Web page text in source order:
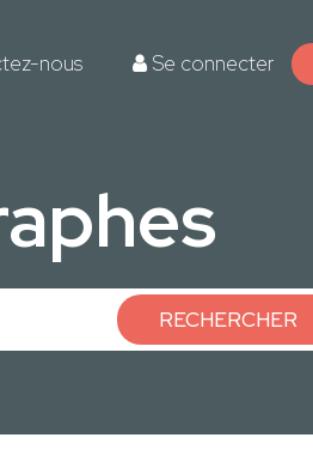
nous Se connecter
RECHERCHER